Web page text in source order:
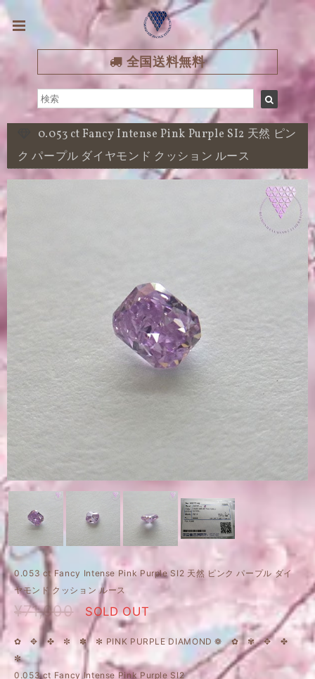
全国送料無料
0.053 ct Fancy Intense Pink Purple SI2 天然 ピン
ク パープル ダイヤモンド クッション ルース
0.053 ct Fancy Intense Pink Purple SI2 天然 ピンク パープル ダイ
ヤモンド クッション ルース
¥71,000 SOLD OUT
✿ ✥ ✤ ✼ ✽ ✻ PINK PURPLE DIAMOND ❁ ✿ ✾ ✥ ✤
✼
0.053 ct Fancy Intense Pink Purple SI2